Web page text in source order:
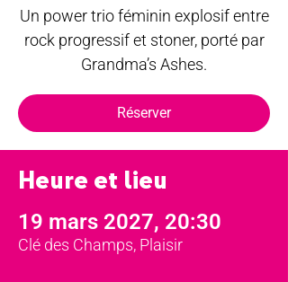
Un power trio féminin explosif entre
rock progressif et stoner, porté par
Grandma’s Ashes.
Réserver
Heure et lieu
19 mars 2027, 20:30
Clé des Champs, Plaisir